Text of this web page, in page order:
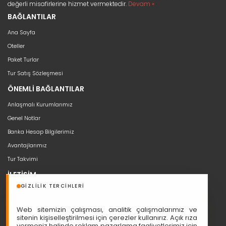
GIZLILIK TERCIHLERI
Web sitemizin çalışması, analitik çalışmalarımız ve
sitenin kişiselleştirilmesi için çerezler kullanırız. Açık rıza
Sağlık ve Güzellik (2)
değerli misafirlerine hizmet vermektedir. Devam »
BAĞLANTILAR
Ana Sayfa
Oteller
Paket Turlar
Tur Satış Sözleşmesi
ÖNEMLİ BAĞLANTILAR
Anlaşmalı Kurumlarımız
Genel Notlar
Banka Hesap Bilgilerimiz
Avantajlarımız
Tur Takvimi
İLETİŞİM
bilgi@seyahat53.com
Cumhuriyet, Sakarya Cd. Ali Nazmi İşhanı No:1/11, 06420 Çankaya